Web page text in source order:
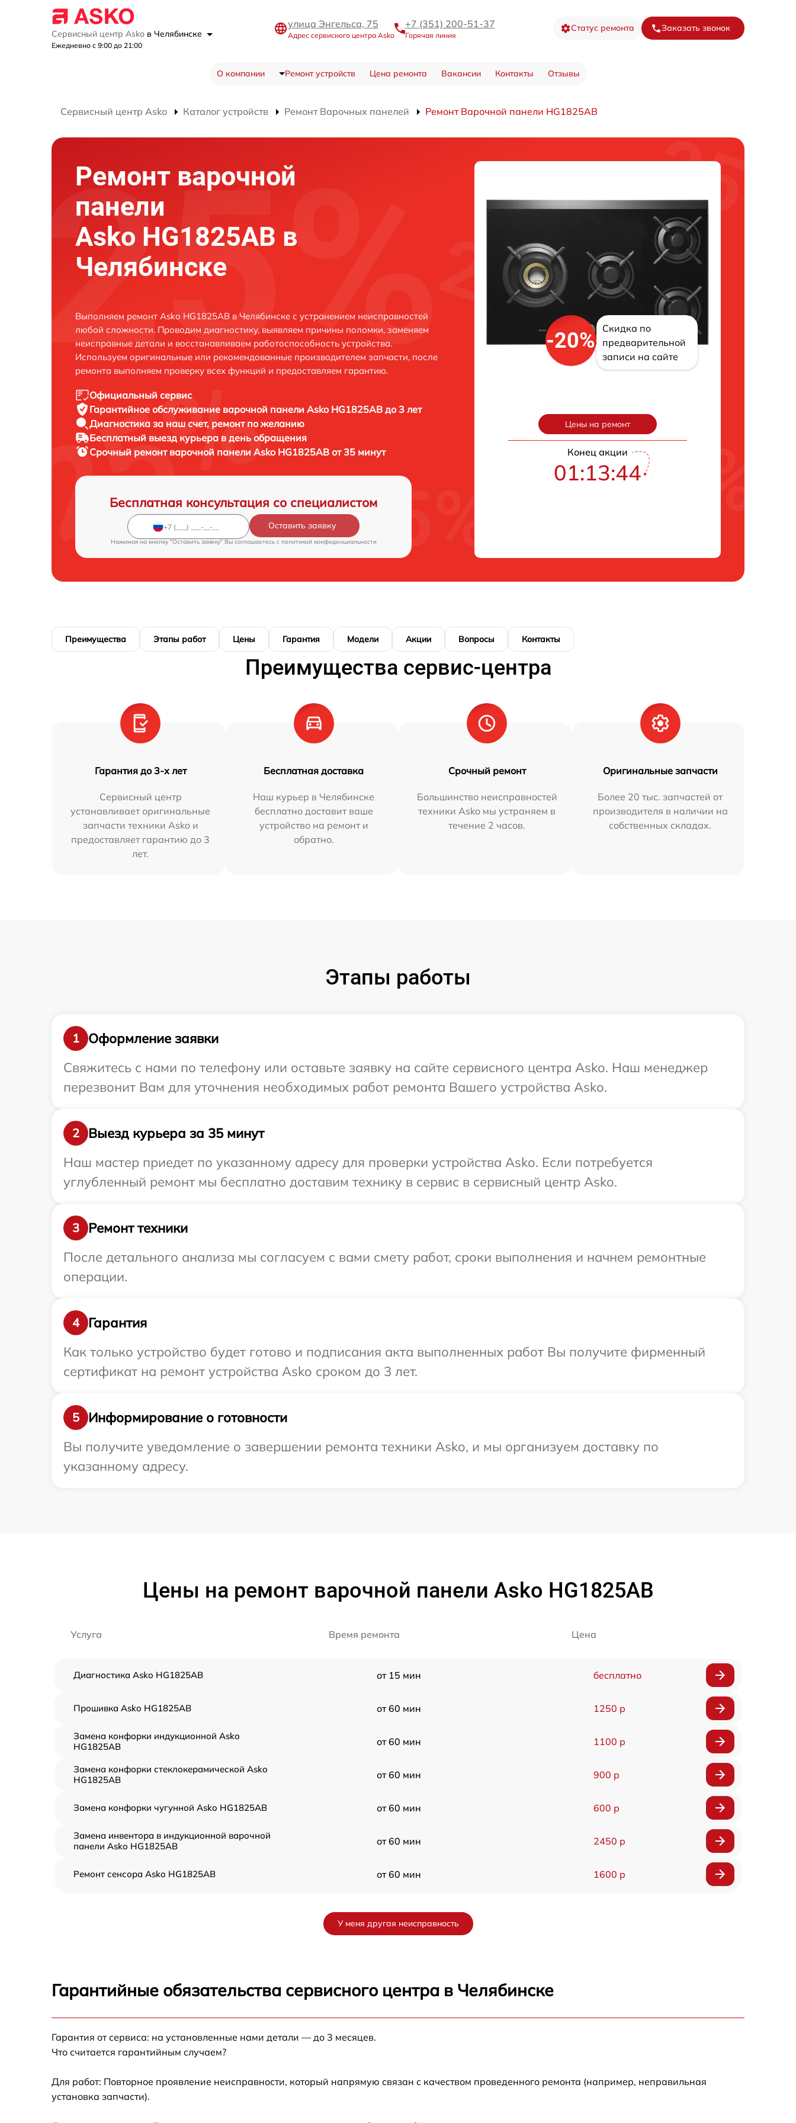
Сервисный центр Asko в Челябинске
Ежедневно с 9:00 до 21:00
улица Энгельса, 75
Адрес сервисного центра Asko
+7 (351) 200-51-37
Горячая линия
Статус ремонта Заказать звонок
О компании Ремонт устройств Цена ремонта Вакансии Контакты Отзывы
Сервисный центр Asko Каталог устройств Ремонт Варочных панелей Ремонт Варочной панели HG1825AB
Ремонт варочной
панели
Asko HG1825AB в
Челябинске
Выполняем ремонт Asko HG1825AB в Челябинске с устранением неисправностей
любой сложности. Проводим диагностику, выявляем причины поломки, заменяем
неисправные детали и восстанавливаем работоспособность устройства.
Используем оригинальные или рекомендованные производителем запчасти, после
ремонта выполняем проверку всех функций и предоставляем гарантию.
Официальный сервис
Гарантийное обслуживание варочной панели Asko HG1825AB до 3 лет
Диагностика за наш счет, ремонт по желанию
Бесплатный выезд курьера в день обращения
Срочный ремонт варочной панели Asko HG1825AB от 35 минут
Бесплатная консультация со специалистом
Оставить заявку
Нажимая на кнопку "Оставить заявку" Вы соглашаетесь c политикой конфиденциальности
-20%
Скидка по
предварительной
записи на сайте
Цены на ремонт
Конец акции
01:13:43
Преимущества Этапы работ Цены Гарантия Модели Акции Вопросы Контакты
Преимущества сервис-центра
Гарантия до 3-х лет
Сервисный центр
устанавливает оригинальные
запчасти техники Asko и
предоставляет гарантию до 3
лет.
Бесплатная доставка
Наш курьер в Челябинске
бесплатно доставит ваше
устройство на ремонт и
обратно.
Срочный ремонт
Большинство неисправностей
техники Asko мы устраняем в
течение 2 часов.
Оригинальные запчасти
Более 20 тыс. запчастей от
производителя в наличии на
собственных складах.
Этапы работы
1
Оформление заявки
Свяжитесь с нами по телефону или оставьте заявку на сайте сервисного центра Asko. Наш менеджер
перезвонит Вам для уточнения необходимых работ ремонта Вашего устройства Asko.
2
Выезд курьера за 35 минут
Наш мастер приедет по указанному адресу для проверки устройства Asko. Если потребуется
углубленный ремонт мы бесплатно доставим технику в сервис в сервисный центр Asko.
3
Ремонт техники
После детального анализа мы согласуем с вами смету работ, сроки выполнения и начнем ремонтные
операции.
4
Гарантия
Как только устройство будет готово и подписания акта выполненных работ Вы получите фирменный
сертификат на ремонт устройства Asko сроком до 3 лет.
5
Информирование о готовности
Вы получите уведомление о завершении ремонта техники Asko, и мы организуем доставку по
указанному адресу.
Цены на ремонт варочной панели Asko HG1825AB
Услуга Время ремонта Цена
Диагностика Asko HG1825AB от 15 мин бесплатно
Прошивка Asko HG1825AB от 60 мин 1250 р
Замена конфорки индукционной Asko
HG1825AB
от 60 мин 1100 р
Замена конфорки стеклокерамической Asko
HG1825AB
от 60 мин 900 р
Замена конфорки чугунной Asko HG1825AB от 60 мин 600 р
Замена инвентора в индукционной варочной
панели Asko HG1825AB
от 60 мин 2450 р
Ремонт сенсора Asko HG1825AB от 60 мин 1600 р
Замена сенсора Asko HG1825AB
У меня другая неисправность
Гарантийные обязательства сервисного центра в Челябинске
Гарантия от сервиса: на установленные нами детали — до 3 месяцев.
Что считается гарантийным случаем?
Для работ: Повторное проявление неисправности, который напрямую связан с качеством проведенного ремонта (например, неправильная
установка запчасти).